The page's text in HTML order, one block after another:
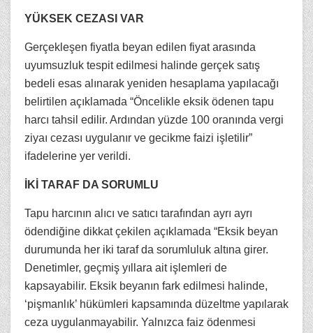
YÜKSEK CEZASI VAR
Gerçekleşen fiyatla beyan edilen fiyat arasında
uyumsuzluk tespit edilmesi halinde gerçek satış
bedeli esas alınarak yeniden hesaplama yapılacağı
belirtilen açıklamada “Öncelikle eksik ödenen tapu
harcı tahsil edilir. Ardından yüzde 100 oranında vergi
ziyaı cezası uygulanır ve gecikme faizi işletilir”
ifadelerine yer verildi.
İKİ TARAF DA SORUMLU
Tapu harcının alıcı ve satıcı tarafından ayrı ayrı
ödendiğine dikkat çekilen açıklamada “Eksik beyan
durumunda her iki taraf da sorumluluk altına girer.
Denetimler, geçmiş yıllara ait işlemleri de
kapsayabilir. Eksik beyanın fark edilmesi halinde,
‘pişmanlık’ hükümleri kapsamında düzeltme yapılarak
ceza uygulanmayabilir. Yalnızca faiz ödenmesi